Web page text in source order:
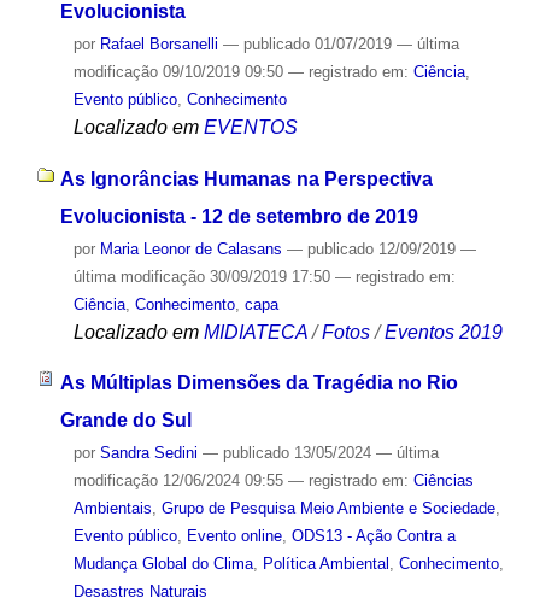
Evolucionista
por Rafael Borsanelli — publicado01/07/2019 — última
modificação09/10/2019 09:50 — registrado em: Ciência,
Evento público, Conhecimento
Localizado em EVENTOS
As Ignorâncias Humanas na Perspectiva
Evolucionista - 12 de setembro de 2019
por Maria Leonor de Calasans — publicado12/09/2019 —
última modificação30/09/2019 17:50 — registrado em:
Ciência, Conhecimento, capa
Localizado em MIDIATECA /Fotos /Eventos 2019
As Múltiplas Dimensões da Tragédia no Rio
Grande do Sul
por Sandra Sedini — publicado13/05/2024 — última
modificação12/06/2024 09:55 — registrado em: Ciências
Ambientais, Grupo de Pesquisa Meio Ambiente e Sociedade,
Evento público, Evento online, ODS13 - Ação Contra a
Mudança Global do Clima, Política Ambiental , Conhecimento,
Desastres Naturais